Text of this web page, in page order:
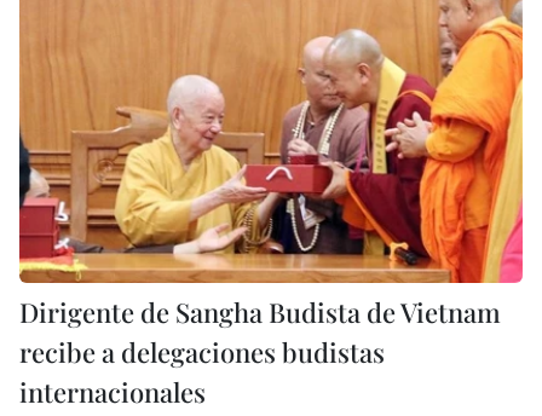
Dirigente de Sangha Budista de Vietnam
recibe a delegaciones budistas
internacionales